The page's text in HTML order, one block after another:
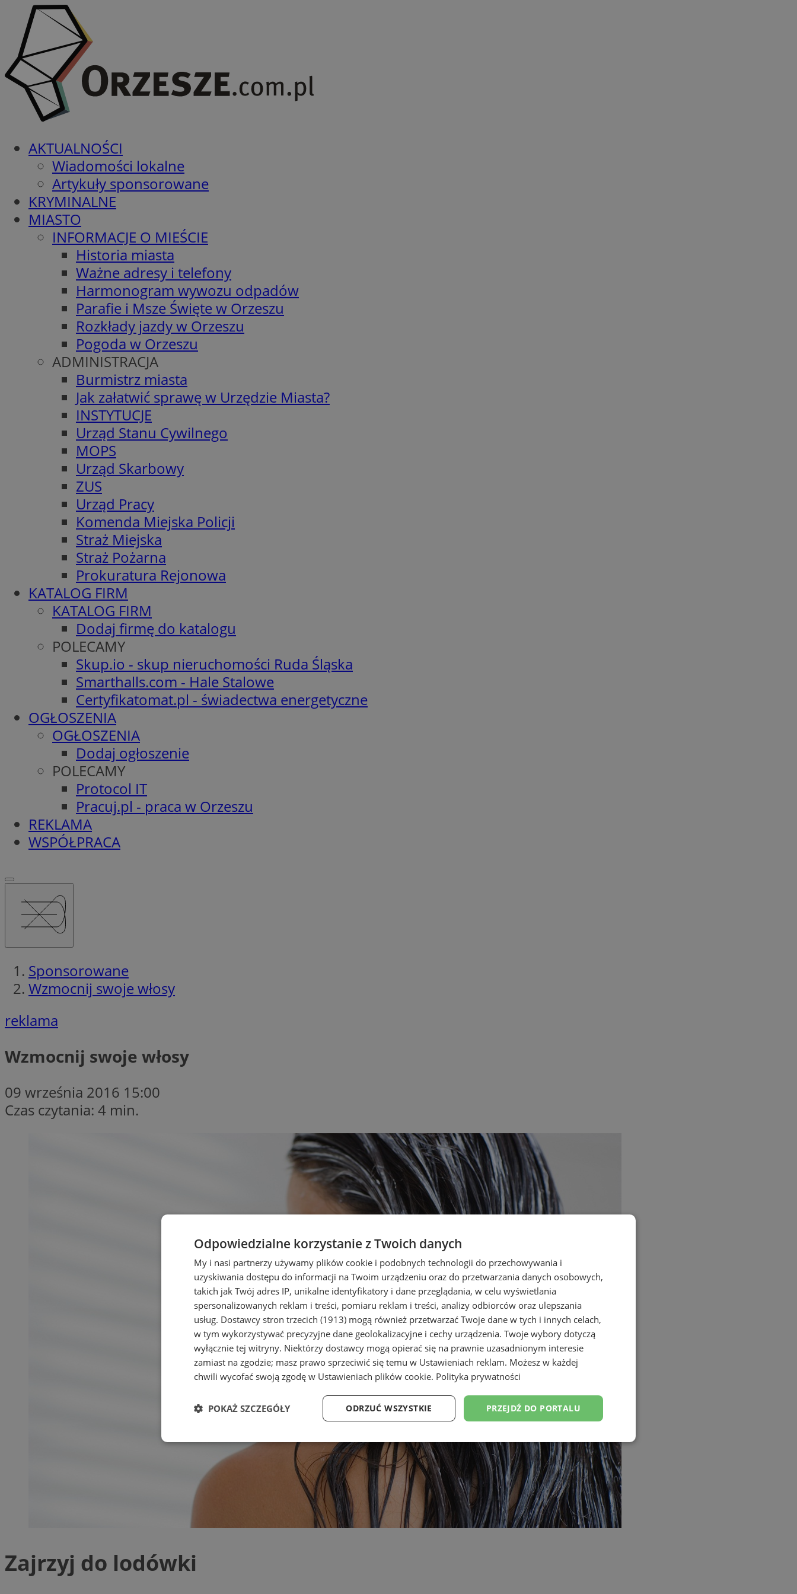
AKTUALNOŚCI
Wiadomości lokalne
Artykuły sponsorowane
KRYMINALNE
MIASTO
INFORMACJE O MIEŚCIE
Historia miasta
Ważne adresy i telefony
Harmonogram wywozu odpadów
Parafie i Msze Święte w Orzeszu
Rozkłady jazdy w Orzeszu
Pogoda w Orzeszu
ADMINISTRACJA
Burmistrz miasta
Jak załatwić sprawę w Urzędzie Miasta?
INSTYTUCJE
Urząd Stanu Cywilnego
MOPS
Urząd Skarbowy
ZUS
Urząd Pracy
Komenda Miejska Policji
Straż Miejska
Straż Pożarna
Prokuratura Rejonowa
KATALOG FIRM
KATALOG FIRM
Dodaj firmę do katalogu
POLECAMY
Skup.io - skup nieruchomości Ruda Śląska
Smarthalls.com - Hale Stalowe
Certyfikatomat.pl - świadectwa energetyczne
OGŁOSZENIA
OGŁOSZENIA
Dodaj ogłoszenie
POLECAMY
Protocol IT
Pracuj.pl - praca w Orzeszu
REKLAMA
WSPÓŁPRACA
Sponsorowane
Wzmocnij swoje włosy
reklama
Wzmocnij swoje włosy
09 września 2016 15:00
Czas czytania: 4 min.
Zajrzyj do lodówki
Odpowiedzialne korzystanie z Twoich danych
My i nasi partnerzy używamy plików cookie i podobnych technologii do przechowywania i
uzyskiwania dostępu do informacji na Twoim urządzeniu oraz do przetwarzania danych osobowych,
takich jak Twój adres IP, unikalne identyfikatory i dane przeglądania, w celu wyświetlania
spersonalizowanych reklam i treści, pomiaru reklam i treści, analizy odbiorców oraz ulepszania
usług. Dostawcy stron trzecich (1913) mogą również przetwarzać Twoje dane w tych i innych celach,
w tym wykorzystywać precyzyjne dane geolokalizacyjne i cechy urządzenia. Twoje wybory dotyczą
wyłącznie tej witryny. Niektórzy dostawcy mogą opierać się na prawnie uzasadnionym interesie
zamiast na zgodzie; masz prawo sprzeciwić się temu w Ustawieniach reklam. Możesz w każdej
chwili wycofać swoją zgodę w Ustawieniach plików cookie. Polityka prywatności
PRZEJDŹ DO PORTALU
ODRZUĆ WSZYSTKIE
POKAŻ SZCZEGÓŁY
Niezbędne Wydajność Targetowanie Funkcjonalność Niesklasyfikowane
Niezbędne Wydajność Targetowanie Funkcjonalność Niesklasyfikowane